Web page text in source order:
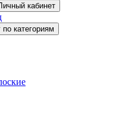
кабинет
по категориям